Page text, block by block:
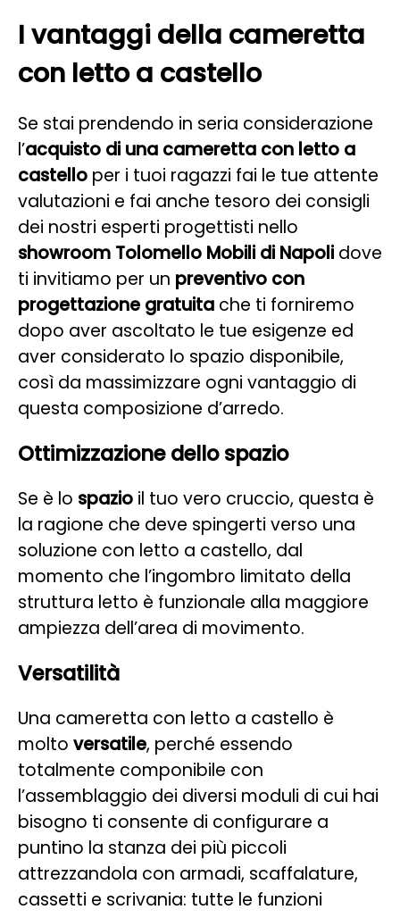
I vantaggi della cameretta
con letto a castello
Se stai prendendo in seria considerazione
l’acquisto di una cameretta con letto a
castello per i tuoi ragazzi fai le tue attente
valutazioni e fai anche tesoro dei consigli
dei nostri esperti progettisti nello
showroom Tolomello Mobili di Napoli dove
ti invitiamo per un preventivo con
progettazione gratuita che ti forniremo
dopo aver ascoltato le tue esigenze ed
aver considerato lo spazio disponibile,
così da massimizzare ogni vantaggio di
questa composizione d’arredo.
Ottimizzazione dello spazio
Se è lo spazio il tuo vero cruccio, questa è
la ragione che deve spingerti verso una
soluzione con letto a castello, dal
momento che l’ingombro limitato della
struttura letto è funzionale alla maggiore
ampiezza dell’area di movimento.
Versatilità
Una cameretta con letto a castello è
molto versatile, perché essendo
totalmente componibile con
l’assemblaggio dei diversi moduli di cui hai
bisogno ti consente di configurare a
puntino la stanza dei più piccoli
attrezzandola con armadi, scaffalature,
cassetti e scrivania: tutte le funzioni